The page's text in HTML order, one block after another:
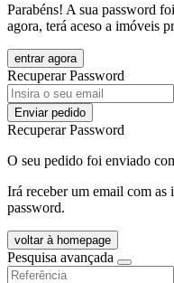
Parabéns! A sua password
agora, terá aceso a imóveis
entrar agora
Recuperar Password
Enviar pedido
Recuperar Password
O seu pedido foi enviado
Irá receber um email com as
password.
voltar à homepage
Pesquisa avançada